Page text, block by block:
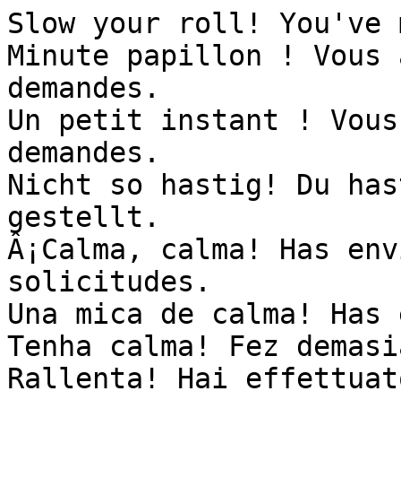
Slow your roll! You've
Minute papillon ! Vous
demandes.
Un petit instant !
demandes.
Nicht so hastig! Du
gestellt.
Â¡Calma, calma! Has
solicitudes.
Una mica de calma!
Tenha calma! Fez
Rallenta! Hai